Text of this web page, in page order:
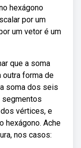
hexágono
por um
um vetor é um
que a soma
outra forma de
soma dos seis
segmentos
vértices, e
hexágono. Ache
nos casos: